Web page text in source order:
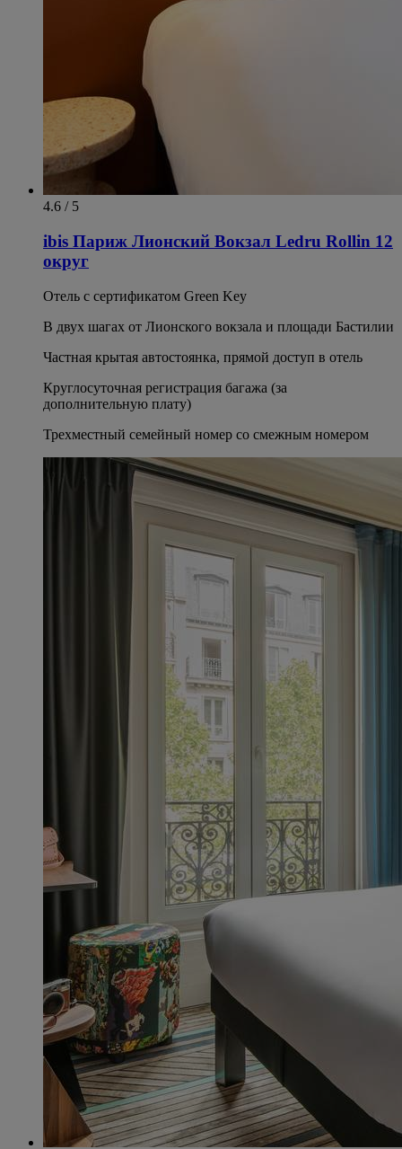
4.6 / 5
ibis Париж Лионский Вокзал Ledru Rollin 12
округ
Отель с сертификатом Green Key
В двух шагах от Лионского вокзала и площади Бастилии
Частная крытая автостоянка, прямой доступ в отель
Круглосуточная регистрация багажа (за
дополнительную плату)
Трехместный семейный номер со смежным номером